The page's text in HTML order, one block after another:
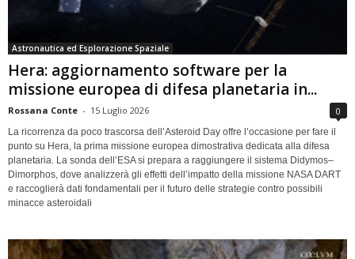
Astronautica ed Esplorazione Spaziale
Hera: aggiornamento software per la
missione europea di difesa planetaria in...
Rossana Conte - 15 Luglio 2026 0
La ricorrenza da poco trascorsa dell’Asteroid Day offre l’occasione per fare il
punto su Hera, la prima missione europea dimostrativa dedicata alla difesa
planetaria. La sonda dell’ESA si prepara a raggiungere il sistema Didymos–
Dimorphos, dove analizzerà gli effetti dell’impatto della missione NASA DART
e raccoglierà dati fondamentali per il futuro delle strategie contro possibili
minacce asteroidali